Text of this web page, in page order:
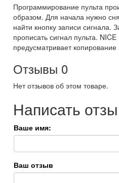
Программирование пульта
образом. Для начала нужно
найти кнопку записи сигнала.
прописать сигнал пульта.
предусматривает копирование
Отзывы 0
Нет отзывов об этом товаре.
Написать
Ваше имя:
Ваш отзыв